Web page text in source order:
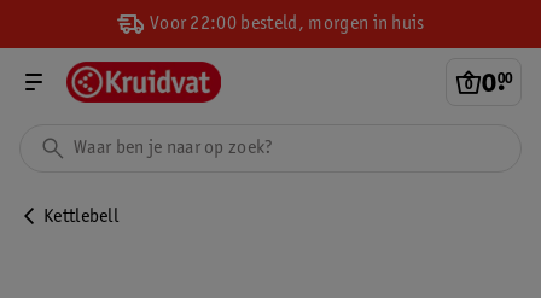
Voor 22:00 besteld, morgen in huis
0.
00
Kettlebell